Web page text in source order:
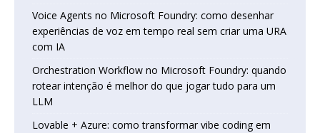
Voice Agents no Microsoft Foundry: como desenhar
experiências de voz em tempo real sem criar uma URA
com IA
Orchestration Workflow no Microsoft Foundry: quando
rotear intenção é melhor do que jogar tudo para um
LLM
Lovable + Azure: como transformar vibe coding em